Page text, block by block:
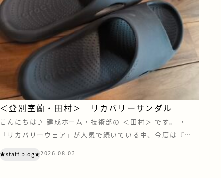
＜登別室蘭・田村＞ リカバリーサンダル
こんにちは♪ 建成ホーム・技術部の ＜田村＞ です。 ・
「リカバリーウェア」が人気で続いている中、今度は『リ
ス”もリカバリー界に足を踏み入れているとは・・・ リカバ
リーウェアの効果がいまひとつ得られなかったので、今度は
★staff blog★2026.08.03